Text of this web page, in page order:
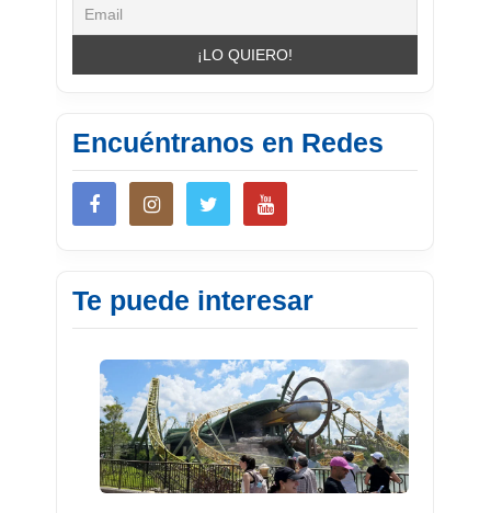
Encuéntranos en Redes
Te puede interesar